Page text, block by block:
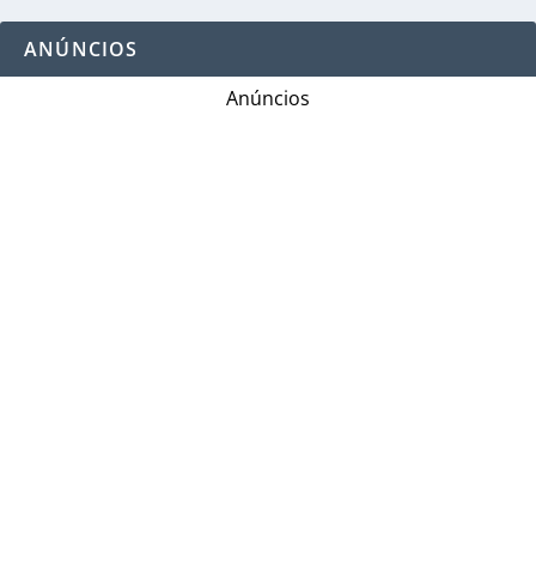
ANÚNCIOS
Anúncios